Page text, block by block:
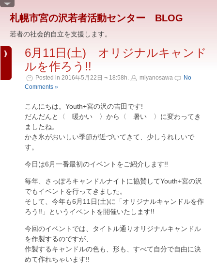
札幌市宮の沢若者活動センター BLOG
若者の社会的自立を支援します。
6月11日(土) オリジナルキャンド
ルを作ろう!!
Posted in 2016年5月22日 ¬ 18:58h. miyanosawa
No
Comments »
こんにちは。Youth+宮の沢の吉田です!
だんだんと〈 暖かい 〉から〈 暑い 〉に変わってき
ましたね。
かき氷がおいしい季節が近づいてきて、少しうれしいで
す。
今日は6月一番最初のイベントをご紹介します!!
毎年、さっぽろキャンドルナイトに協賛してYouth+宮の沢
でもイベントを行ってきました。
そして、今年も6月11日(土)に「オリジナルキャンドルを作
ろう!!」というイベントを開催いたします!!
今回のイベントでは、タイトル通りオリジナルキャンドル
を作製するのですが、
作製するキャンドルの色も、形も、すべて自分で自由に決
めて作れちゃいます!!